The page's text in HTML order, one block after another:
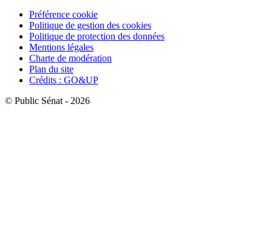
Préférence cookie
Politique de gestion des cookies
Politique de protection des données
Mentions légales
Charte de modération
Plan du site
Crédits : GO&UP
© Public Sénat - 2026